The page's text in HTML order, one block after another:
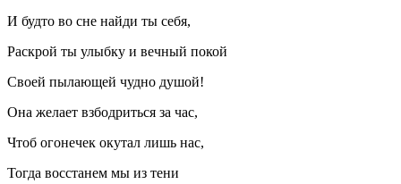
И будто во сне найди ты себя,
Раскрой ты улыбку и вечный покой
Своей пылающей чудно душой!
Она желает взбодриться за час,
Чтоб огонечек окутал лишь нас,
Тогда восстанем мы из тени